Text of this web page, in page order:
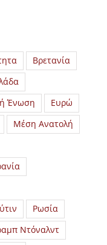
Βρετανία
Ένωση
Ευρώ
Μέση Ανατολή
Ρωσία
Ντόναλντ